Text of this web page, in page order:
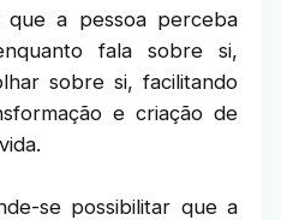
que a pessoa perceba
fala sobre si,
sobre si, facilitando
e criação de
se possibilitar que a